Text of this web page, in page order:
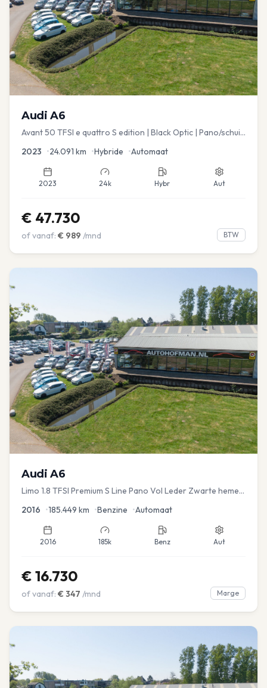
Audi A6
Avant 50 TFSI e quattro S edition | Black Optic | Pano/schuif
2023 •24.091 km •Hybride •Automaat
2023 24k Hybr Aut
€ 47.730
of vanaf: € 989 /mnd BTW
Audi A6
Limo 1.8 TFSI Premium S Line Pano Vol Leder Zwarte hemel
2016 •185.449 km •Benzine •Automaat
2016 185k Benz Aut
€ 16.730
of vanaf: € 347 /mnd Marge